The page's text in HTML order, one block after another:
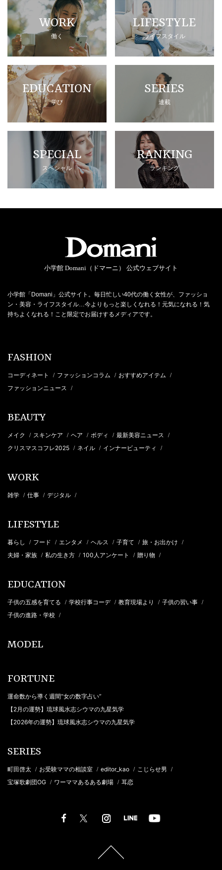
WORK
働く
LIFESTYLE
ライフスタイル
EDUCATION
学び
SERIES
連載
SPECIAL
スペシャル
RANKING
ランキング
小学館 Domani（ドマーニ） 公式ウェブサイト
小学館「Domani」公式サイト。毎日忙しい40代の働く女性が、ファッショ
ン・美容・ライフスタイル…今よりもっと楽しくなれる！元気になれる！気
持ちよくなれる！こと限定でお届けするメディアです。
FASHION
コーディネート / ファッションコラム / おすすめアイテム /
ファッションニュース /
BEAUTY
メイク / スキンケア / ヘア / ボディ / 最新美容ニュース /
クリスマスコフレ2025 / ネイル / インナービューティ /
WORK
雑学 / 仕事 / デジタル /
LIFESTYLE
暮らし / フード / エンタメ / ヘルス / 子育て / 旅・お出かけ /
夫婦・家族 / 私の生き方 / 100人アンケート / 贈り物 /
EDUCATION
子供の五感を育てる / 学校行事コーデ / 教育現場より / 子供の習い事 /
子供の進路・学校 /
MODEL
FORTUNE
運命数から導く週間“女の数字占い”
【2月の運勢】琉球風水志シウマの九星気学
【2026年の運勢】琉球風水志シウマの九星気学
SERIES
町田啓太 / お受験ママの相談室 / editor_kao / こじらせ男 /
宝塚歌劇団OG / ワーママあるある劇場 / 耳恋